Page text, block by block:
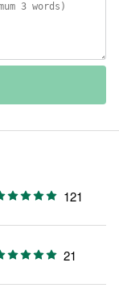
121
21